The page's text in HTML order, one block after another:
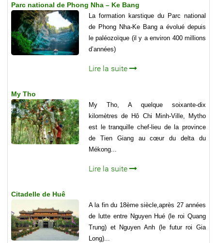
Parc national de Phong Nha – Ke Bang
La formation karstique du Parc national
de Phong Nha-Ke Bang a évolué depuis
le paléozoïque (il y a environ 400 millions
d’années)
Lire la suite
My Tho
My Tho, A quelque soixante-dix
kilomètres de Hô Chi Minh-Ville, Mytho
est le tranquille chef-lieu de la province
de Tien Giang au cœur du delta du
Mékong...
Lire la suite
Citadelle de Huê
A la fin du 18ème siècle,après 27 années
de lutte entre Nguyen Hué (le roi Quang
Trung) et Nguyen Anh (le futur roi Gia
Long)...